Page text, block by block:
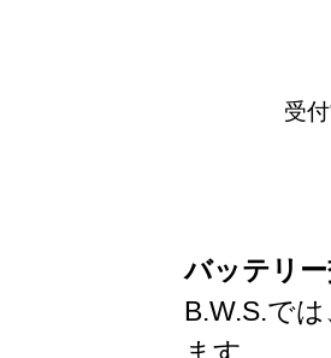
受
バッテリ
B.W.S.で
ます。